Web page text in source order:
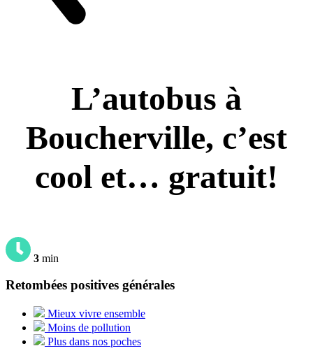
L’autobus à
Boucherville, c’est
cool et… gratuit!
3 min
Retombées positives générales
Mieux vivre ensemble
Moins de pollution
Plus dans nos poches